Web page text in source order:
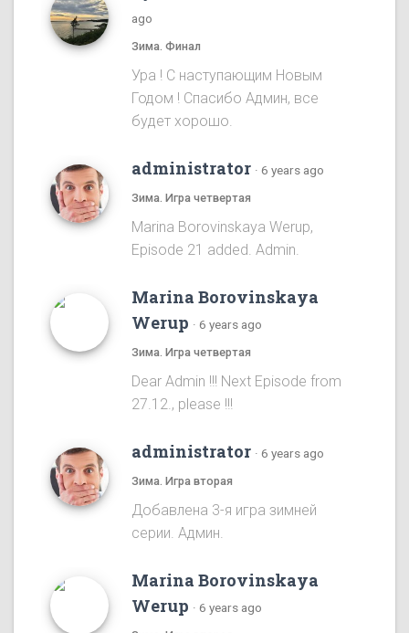
ago
Зима. Финал
Ура ! С наступающим Новым
Годом ! Спасибо Админ, все
будет хорошо.
administrator · 6 years ago
Зима. Игра четвертая
Marina Borovinskaya Werup,
Episode 21 added. Admin.
Marina Borovinskaya
Werup · 6 years ago
Зима. Игра четвертая
Dear Admin !!! Next Episode from
27.12., please !!!
administrator · 6 years ago
Зима. Игра вторая
Добавлена 3-я игра зимней
серии. Админ.
Marina Borovinskaya
Werup · 6 years ago